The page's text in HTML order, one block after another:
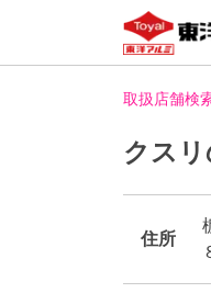
取扱店舗検
クス
住所